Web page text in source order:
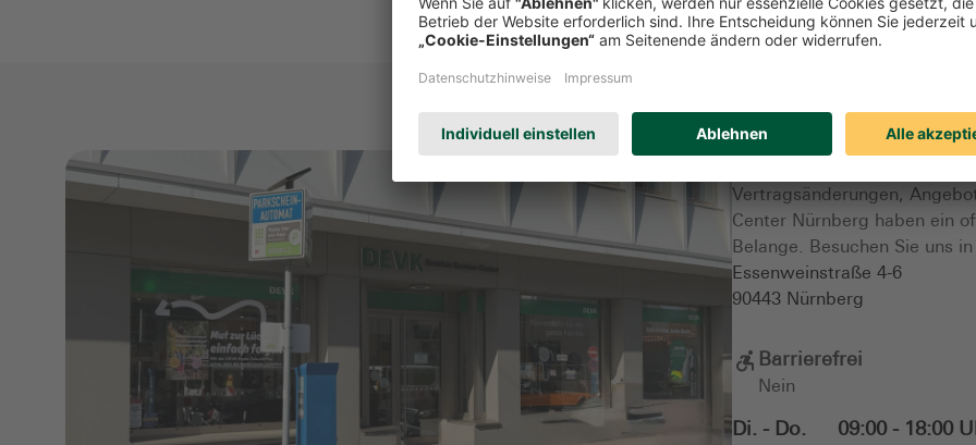
Unser Kunden Service
Vertragsänderungen,
Center Nürnberg haben ein
Belange. Besuchen Sie uns
Essenweinstraße 4-6
90443 Nürnberg
Barrierefrei
Nein
Di. - Do.
09:00 - 18:00